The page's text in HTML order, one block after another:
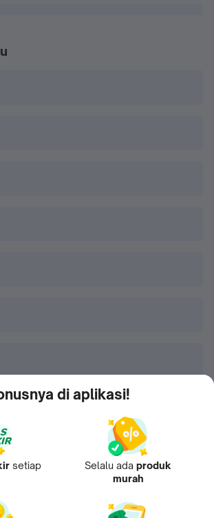
di aplikasi!
setiap
Selalu ada produk
murah